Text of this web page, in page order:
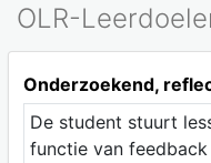
OLR-
Onderzoekend,
De student stuurt
functie van